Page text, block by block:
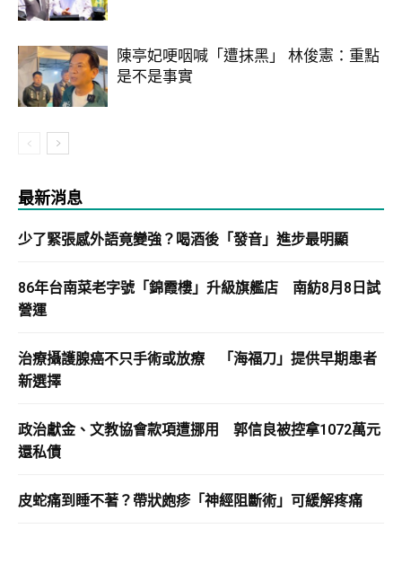
陳亭妃哽咽喊「遭抹黑」 林俊憲：重點
是不是事實
最新消息
少了緊張感外語竟變強？喝酒後「發音」進步最明顯
86年台南菜老字號「錦霞樓」升級旗艦店 南紡8月8日試
營運
治療攝護腺癌不只手術或放療 「海福刀」提供早期患者
新選擇
政治獻金、文教協會款項遭挪用 郭信良被控拿1072萬元
還私債
皮蛇痛到睡不著？帶狀皰疹「神經阻斷術」可緩解疼痛